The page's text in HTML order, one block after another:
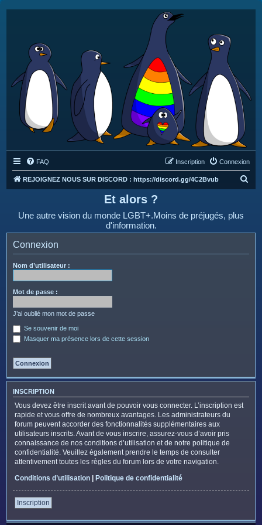
FAQ Connexion
Inscription
REJOIGNEZ NOUS SUR DISCORD : https://discord.gg/4C2Bvub
e
Et alors ?
Une autre vision du monde LGBT+.Moins de préjugés, plus
d'information.
Connexion
Nom d’utilisateur :
Mot de passe :
J’ai oublié mon mot de passe
Se souvenir de moi
Masquer ma présence lors de cette session
INSCRIPTION
Vous devez être inscrit avant de pouvoir vous connecter. L’inscription est
rapide et vous offre de nombreux avantages. Les administrateurs du
forum peuvent accorder des fonctionnalités supplémentaires aux
utilisateurs inscrits. Avant de vous inscrire, assurez-vous d’avoir pris
connaissance de nos conditions d’utilisation et de notre politique de
confidentialité. Veuillez également prendre le temps de consulter
attentivement toutes les règles du forum lors de votre navigation.
Conditions d’utilisation | Politique de confidentialité
Inscription